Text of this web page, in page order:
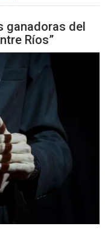
ganadoras del
Ríos”